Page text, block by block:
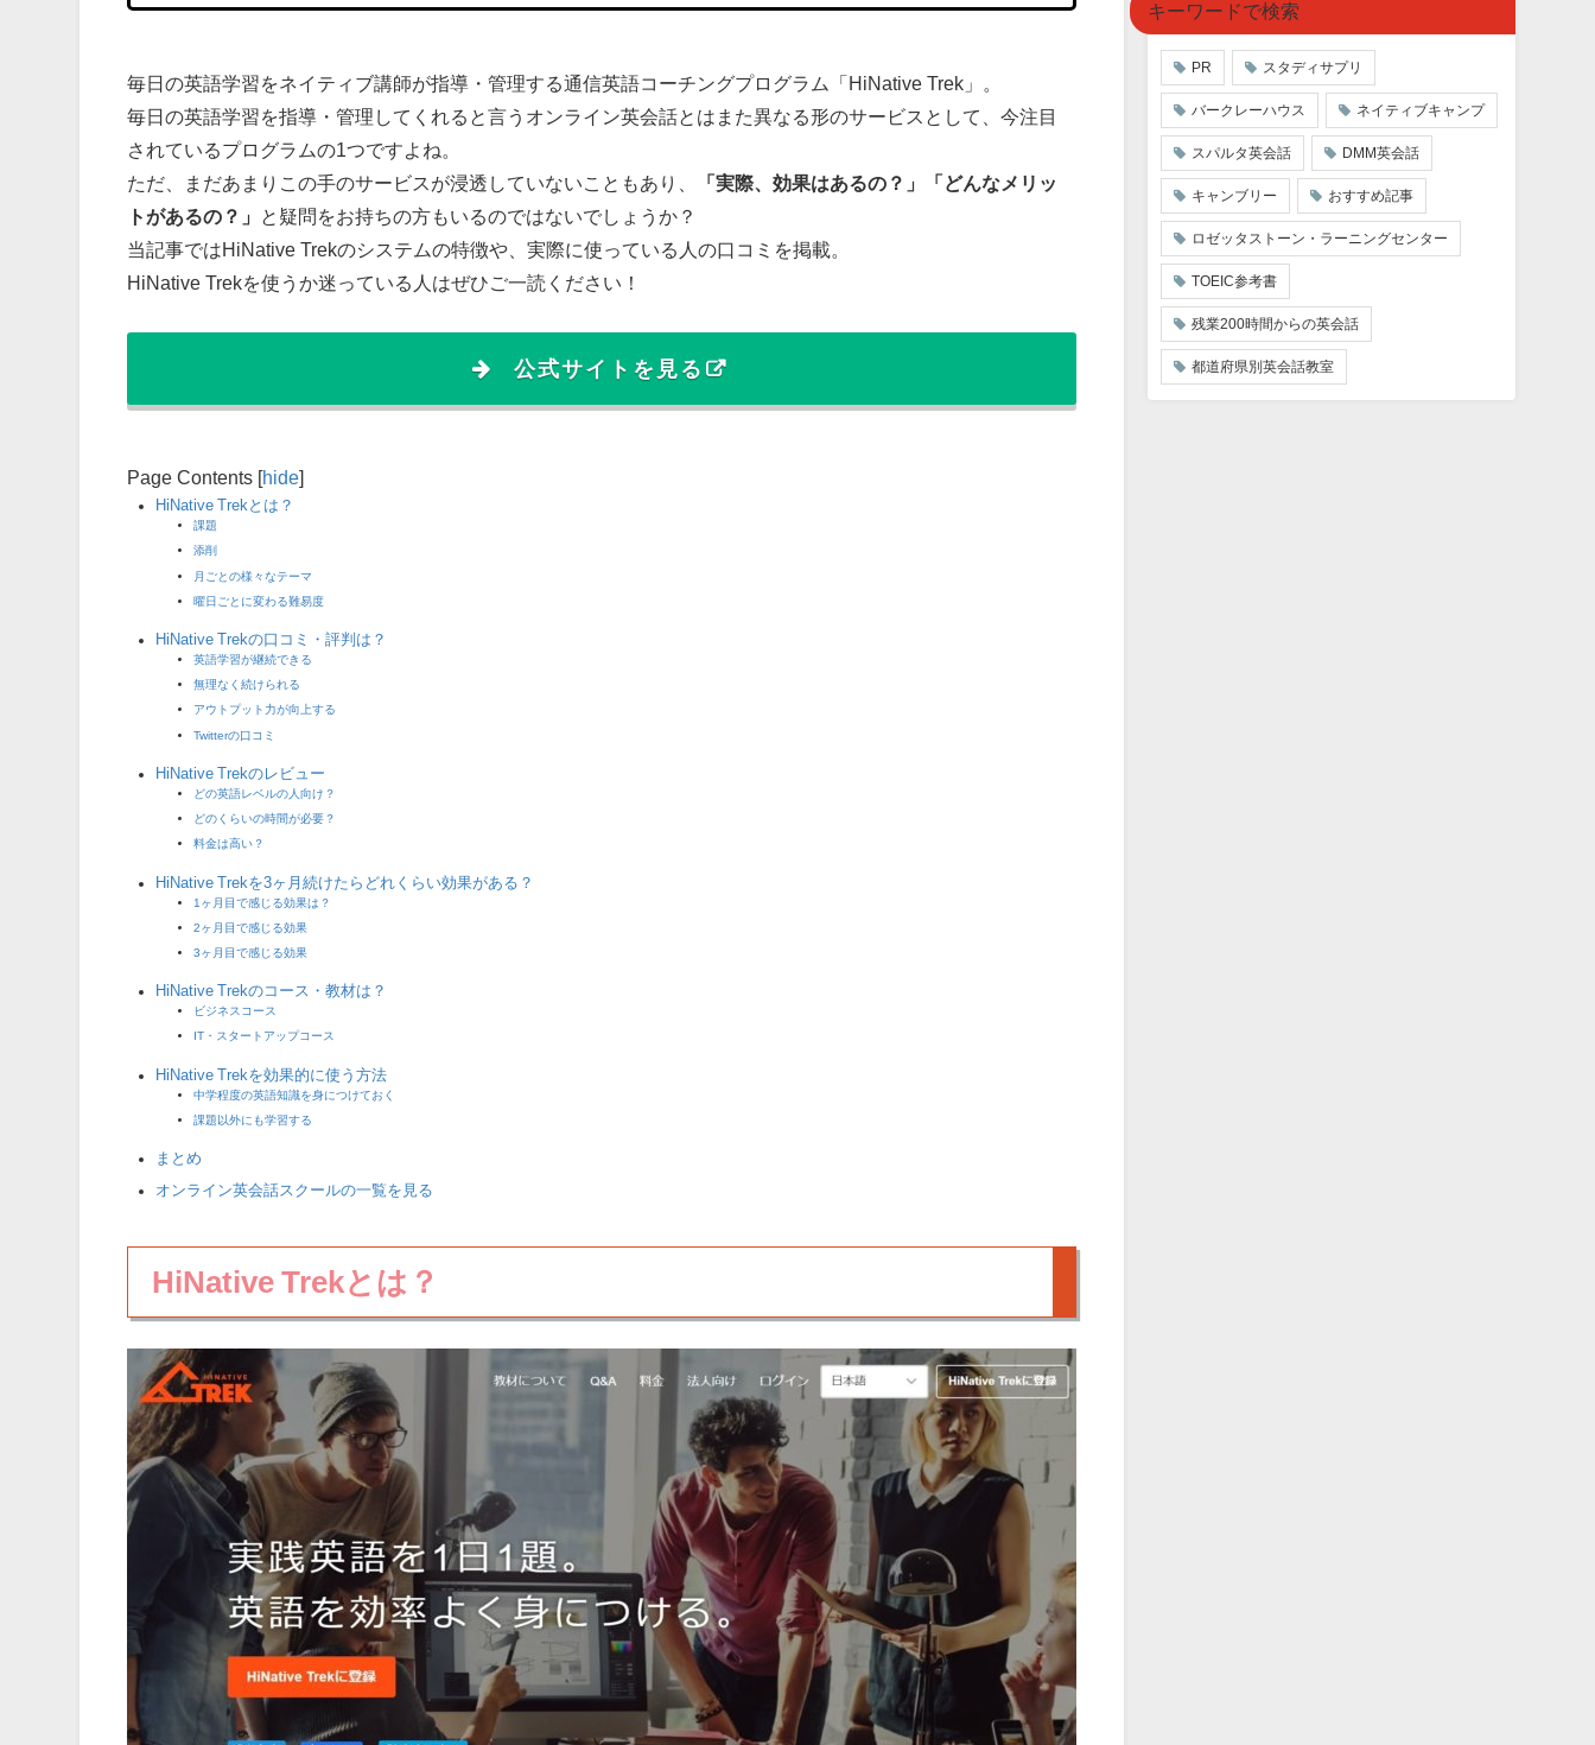
毎日の英語学習をネイティブ講師が指導・管理する通信英語コーチングプログラム「HiNative Trek」。
毎日の英語学習を指導・管理してくれると言うオンライン英会話とはまた異なる形のサービスとして、今注目
されているプログラムの1つですよね。
ただ、まだあまりこの手のサービスが浸透していないこともあり、
「実際、効果はあるの？」「どんなメリッ
トがあるの？」
と疑問をお持ちの方もいるのではないでしょうか？
当記事ではHiNative Trekのシステムの特徴や、実際に使っている人の口コミを掲載。
HiNative Trekを使うか迷っている人はぜひご一読ください！
公式サイトを見る
Page Contents [hide]
HiNative Trekとは？
課題
添削
月ごとの様々なテーマ
曜日ごとに変わる難易度
HiNative Trekの口コミ・評判は？
英語学習が継続できる
無理なく続けられる
アウトプット力が向上する
Twitterの口コミ
HiNative Trekのレビュー
どの英語レベルの人向け？
どのくらいの時間が必要？
料金は高い？
HiNative Trekを3ヶ月続けたらどれくらい効果がある？
1ヶ月目で感じる効果は？
2ヶ月目で感じる効果
3ヶ月目で感じる効果
HiNative Trekのコース・教材は？
ビジネスコース
IT・スタートアップコース
HiNative Trekを効果的に使う方法
中学程度の英語知識を身につけておく
課題以外にも学習する
まとめ
オンライン英会話スクールの一覧を見る
HiNative Trekとは？
キーワードで検索
PR スタディサプリ
バークレーハウス ネイティブキャンプ
スパルタ英会話 DMM英会話
キャンブリー おすすめ記事
ロゼッタストーン・ラーニングセンター
TOEIC参考書
残業200時間からの英会話
都道府県別英会話教室